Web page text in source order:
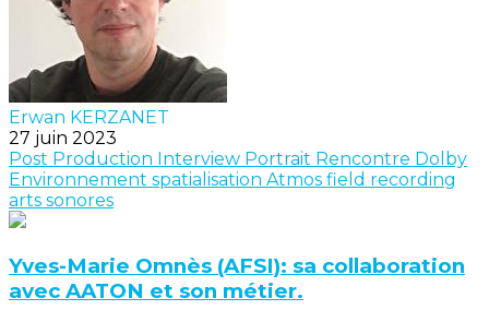
Erwan KERZANET
27 juin 2023
Post Production Interview Portrait Rencontre Dolby
Environnement spatialisation Atmos field recording
arts sonores
Yves-Marie Omnès (AFSI): sa collaboration
avec AATON et son métier.